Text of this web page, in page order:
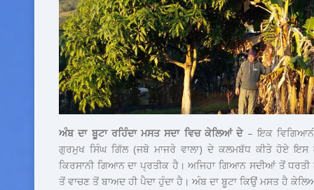
ਅੰਬ ਦਾ ਬੂਟਾ ਰਹਿੰਦਾ ਮਸਤ ਸਦਾ ਵਿਚ ਕੇਲਿਆਂ ਦੇ– ਇਕ
ਗੁਰਮੁਖ ਸਿੰਘ ਗਿੱਲ (ਜਬੋ ਮਾਜਰੇ ਵਾਲਾ) ਦੇ ਕਲਮਬੱਧ ਕੀਤੇ ਹੋਏ ਇਸ
ਕਿਰਸਾਨੀ ਗਿਆਨ ਦਾ ਪ੍ਰਤੀਕ ਹੈ। ਅਜਿਹਾ ਗਿਆਨ ਸਦੀਆਂ ਤੋਂ
ਤੋਂ ਵਾਚਣ ਤੋਂ ਬਾਅਦ ਹੀ ਪੈਦਾ ਹੁੰਦਾ ਹੈ। ਅੰਬ ਦਾ ਬੂਟਾ ਕਿਉਂ ਮਸਤ ਹੈ